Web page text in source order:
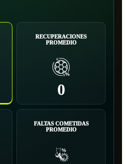
RECUPERACIONES
PROMEDIO
0
FALTAS COMETIDAS
PROMEDIO